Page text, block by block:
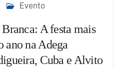
Evento
A festa mais
ano na Adega
Cuba e Alvito